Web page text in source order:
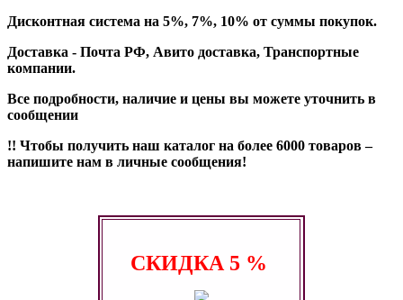
Дисконтная система на 5%, 7%, 10% от суммы покупок.
Доставка - Почта РФ, Авито доставка, Транспортные
компании.
Все подробности, наличие и цены вы можете уточнить в
сообщении
!! Чтобы получить наш каталог на более 6000 товаров –
напишите нам в личные сообщения!
СКИДКА 5 %